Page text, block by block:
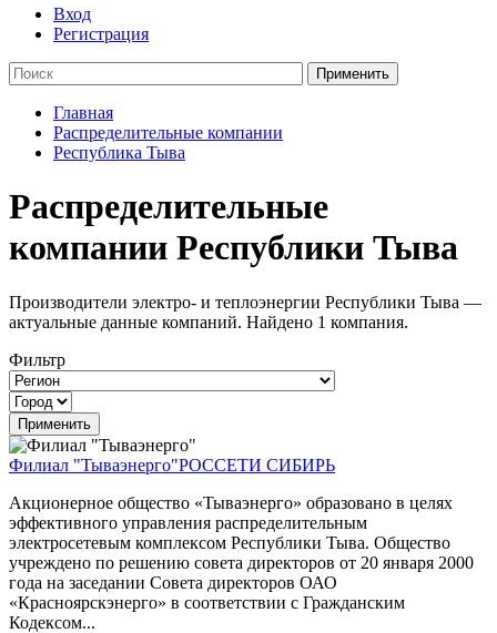
Вход
Регистрация
Главная
Распределительные компании
Республика Тыва
Распределительные
компании Республики Тыва
Производители электро- и теплоэнергии Республики Тыва —
актуальные данные компаний. Найдено 1 компания.
Фильтр
Филиал "Тываэнерго"РОССЕТИ СИБИРЬ
Акционерное общество «Тываэнерго» образовано в целях
эффективного управления распределительным
электросетевым комплексом Республики Тыва. Общество
учреждено по решению совета директоров от 20 января 2000
года на заседании Совета директоров ОАО
«Красноярскэнерго» в соответствии с Гражданским
Кодексом...